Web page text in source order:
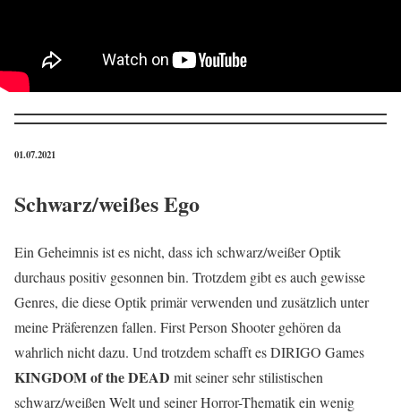
01.07.2021
Schwarz/weißes Ego
Ein Geheimnis ist es nicht, dass ich schwarz/weißer Optik
durchaus positiv gesonnen bin. Trotzdem gibt es auch gewisse
Genres, die diese Optik primär verwenden und zusätzlich unter
meine Präferenzen fallen. First Person Shooter gehören da
wahrlich nicht dazu. Und trotzdem schafft es DIRIGO Games
KINGDOM of the DEAD mit seiner sehr stilistischen
schwarz/weißen Welt und seiner Horror-Thematik ein wenig